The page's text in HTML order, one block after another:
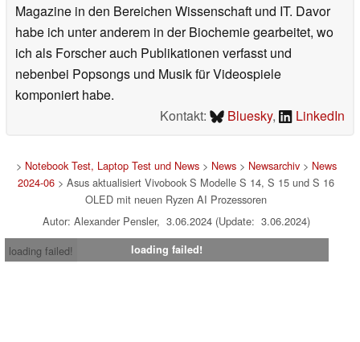
Magazine in den Bereichen Wissenschaft und IT. Davor
habe ich unter anderem in der Biochemie gearbeitet, wo
ich als Forscher auch Publikationen verfasst und
nebenbei Popsongs und Musik für Videospiele
komponiert habe.
Kontakt:
Bluesky, LinkedIn
> Notebook Test, Laptop Test und News> News> Newsarchiv> News
2024-06 > Asus aktualisiert Vivobook S Modelle S 14, S 15 und S 16
OLED mit neuen Ryzen AI Prozessoren
Autor: Alexander Pensler, 3.06.2024 (Update: 3.06.2024)
loading failed!
loading failed!